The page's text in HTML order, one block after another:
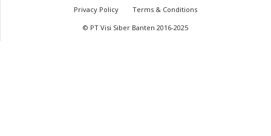
Privacy Policy
Terms & Conditions
© PT Visi Siber Banten 2016-2025